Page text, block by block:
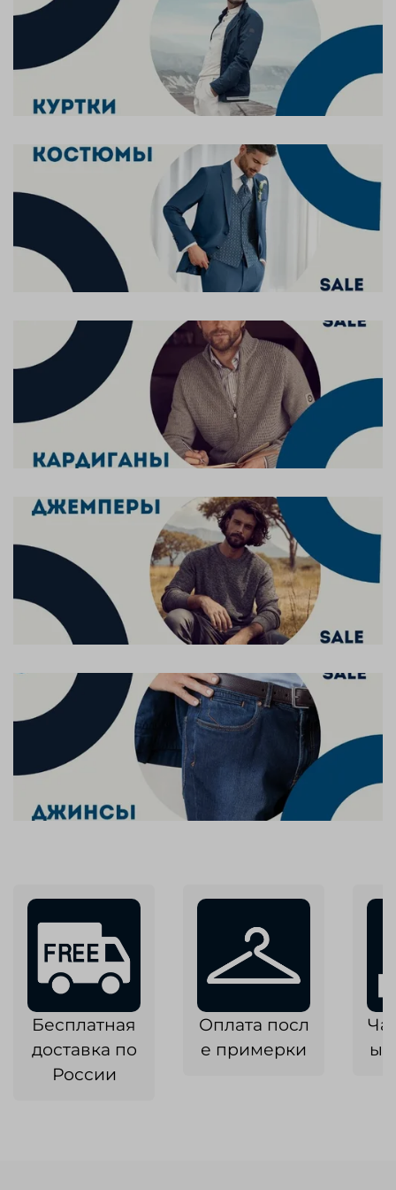
Бесплатная
доставка по
России
Оплата посл
е примерки